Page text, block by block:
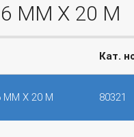
ММ Х 20 М
Кат.
ММ Х 20 М 80321